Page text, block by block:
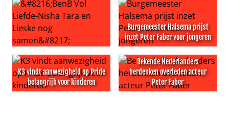
‘BenB Vol Liefde-Nisha Tara en Lieske nog samen’
Burgemeester Halsema prijst
inzet Peter Faber voor jongeren
Burgemeester Halsema
K3 vindt aanwezigheid op Pride
belangrijk voor kinderen
Bekende Nederlanders
herdenken overleden acteur
Peter Faber